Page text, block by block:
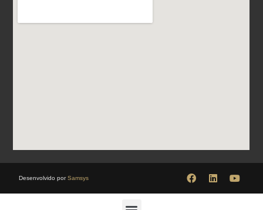
Desenvolvido porSamsys